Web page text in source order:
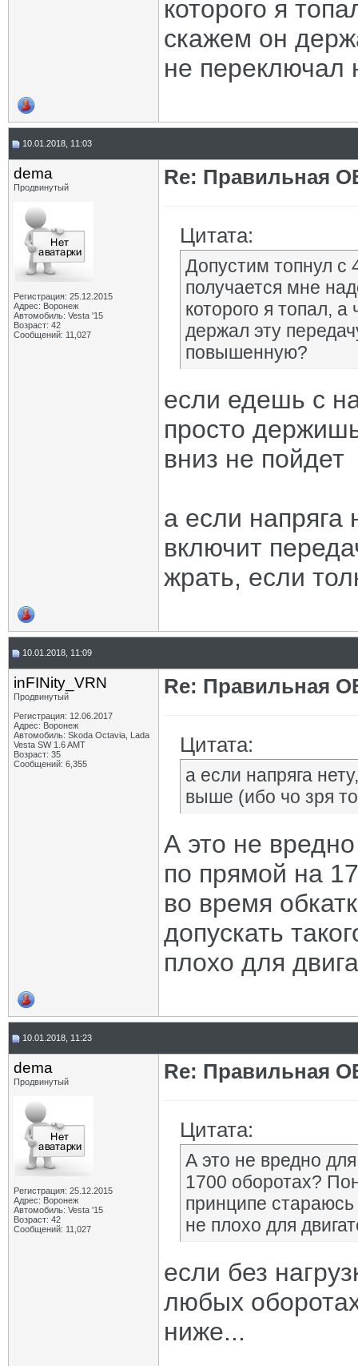
которого я
скажем он
не
10.01.2018, 11:03
dema
Продвинутый
Регистрация: 25.12.2015
Адрес: Воронеж
Автомобиль: Vesta '15
Возраст: 42
Сообщений: 11,027
Re: Правильная
Цитата:
Допустим топнул с
получается мне
которого я топал,
держал эту
повышенную?
если едешь с
просто
вниз не пойдет
а если напряга
включит
жрать, если
10.01.2018, 11:09
inFINity_VRN
Продвинутый
Регистрация: 12.06.2017
Адрес: Воронеж
Автомобиль: Skoda Octavia, Lada
Vesta SW 1.6 AMT
Возраст: 35
Сообщений: 6,355
Re: Правильная
Цитата:
а если напряга
выше (ибо чо зря
А это не
по прямой на
во время
допускать
плохо для
10.01.2018, 11:23
dema
Продвинутый
Регистрация: 25.12.2015
Адрес: Воронеж
Автомобиль: Vesta '15
Возраст: 42
Сообщений: 11,027
Re: Правильная
Цитата:
А это не вредно
1700 оборотах?
принципе стараюсь
не плохо для
если без
любых
ниже...